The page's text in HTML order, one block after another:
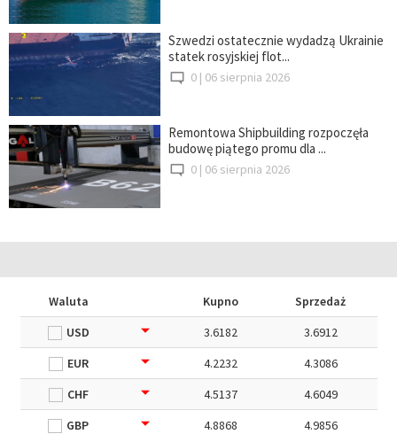
Szwedzi ostatecznie wydadzą Ukrainie
statek rosyjskiej flot...
0 | 06 sierpnia 2026
Remontowa Shipbuilding rozpoczęła
budowę piątego promu dla ...
0 | 06 sierpnia 2026
Waluta Kupno
Sprzedaż
USD
3.6182
3.6912
EUR
4.2232
4.3086
CHF
4.5137
4.6049
GBP
4.8868 4.9856